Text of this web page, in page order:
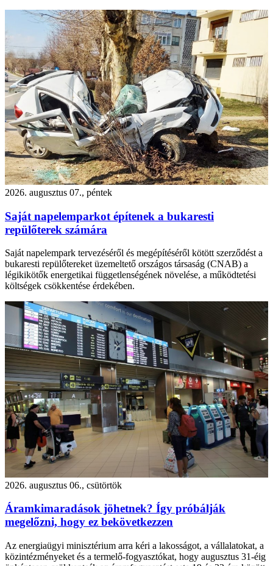
2026. augusztus 07., péntek
Saját napelemparkot építenek a bukaresti
repülőterek számára
Saját napelempark tervezéséről és megépítéséről kötött szerződést a
bukaresti repülőtereket üzemeltető országos társaság (CNAB) a
légikikötők energetikai függetlenségének növelése, a működtetési
költségek csökkentése érdekében.
2026. augusztus 06., csütörtök
Áramkimaradások jöhetnek? Így próbálják
megelőzni, hogy ez bekövetkezzen
Az energiaügyi minisztérium arra kéri a lakosságot, a vállalatokat, a
közintézményeket és a termelő-fogyasztókat, hogy augusztus 31-éig